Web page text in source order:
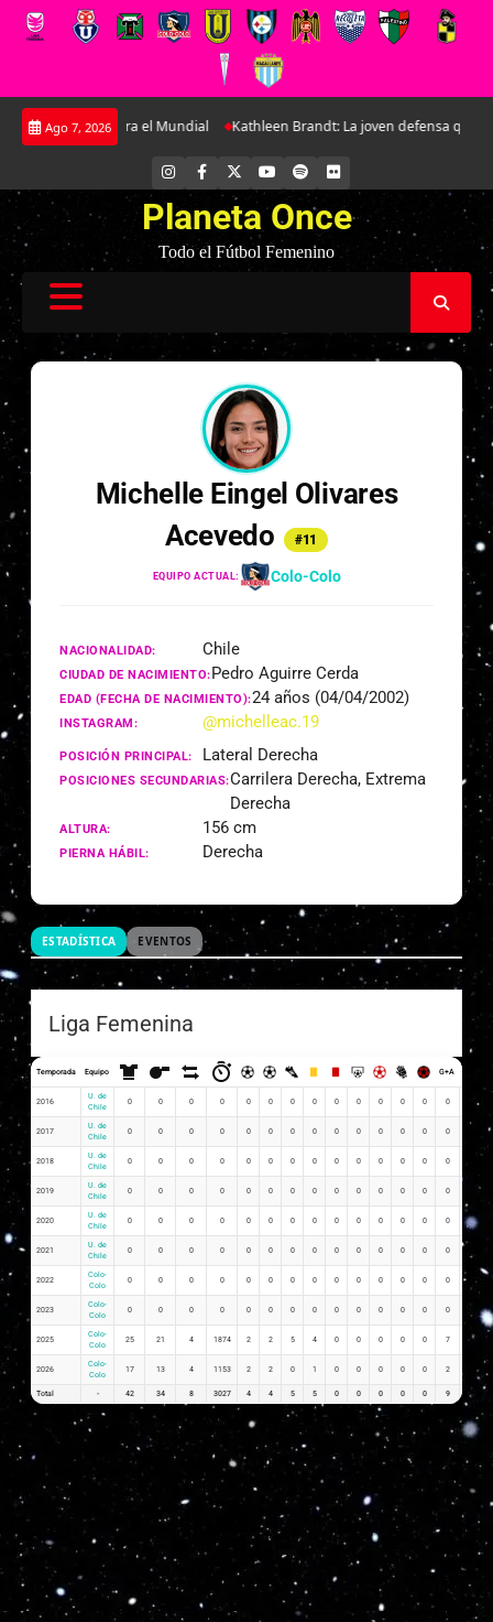
Saltar
Ago 7, 2026
preparatorio para el Mundial Kathleen Brandt: La joven defensa que se
INSTAGRAM
FACEBOOK YOUTUBE
SPOTIFYFLICKR
Planeta Once
Todo el Fútbol Femenino
Michelle Eingel Olivares
Acevedo
#11
EQUIPO ACTUAL: Colo-Colo
NACIONALIDAD: Chile
CIUDAD DE NACIMIENTO:Pedro Aguirre Cerda
EDAD (FECHA DE NACIMIENTO):24 años (04/04/2002)
INSTAGRAM: @michelleac.19
POSICIÓN PRINCIPAL: Lateral Derecha
POSICIONES SECUNDARIAS:Carrilera Derecha, Extrema
Derecha
ALTURA: 156 cm
PIERNA HÁBIL: Derecha
ESTADÍSTICA EVENTOS
Liga Femenina
Temporada Equipo G+A
2016
U. de
Chile
0 0 0 0 0 0 0 0 0 0 0 0 0 0 0
2017
U. de
Chile
0 0 0 0 0 0 0 0 0 0 0 0 0 0
2018
U. de
Chile
0 0 0 0 0 0 0 0 0 0 0 0 0 0
2019
U. de
Chile
0 0 0 0 0 0 0 0 0 0 0 0 0 0
2020
U. de
Chile
0 0 0 0 0 0 0 0 0 0 0 0 0 0 0
2021
U. de
Chile
0 0 0 0 0 0 0 0 0 0 0 0 0 0
2022
Colo-
Colo
0 0 0 0 0 0 0 0 0 0 0 0 0 0 0
2023
Colo-
Colo
0 0 0 0 0 0 0 0 0 0 0 0 0 0
2025
Colo-
Colo
25 21 4 1874 2 2 5 4 0 0 0 0 0 7 0.08
2026
Colo-
Colo
17 13 4 1153 2 2 0 1 0 0 0 0 0 2 0.12
Total - 42 34 8 3027 4 4 5 5 0 0 0 0 0 9 0.2